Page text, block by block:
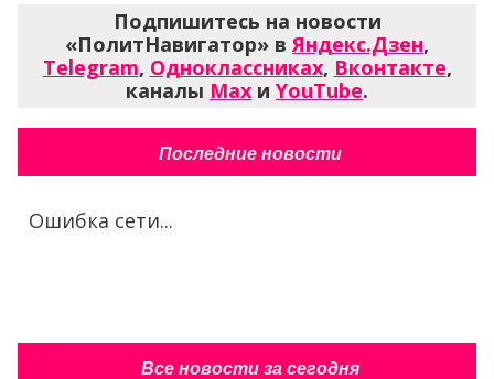
Подпишитесь на новости
«ПолитНавигатор» вЯндекс.Дзен,
Telegram, Одноклассниках, Вконтакте,
каналы Max и YouTube.
Последние новости
Ошибка сети...
Все новости за сегодня